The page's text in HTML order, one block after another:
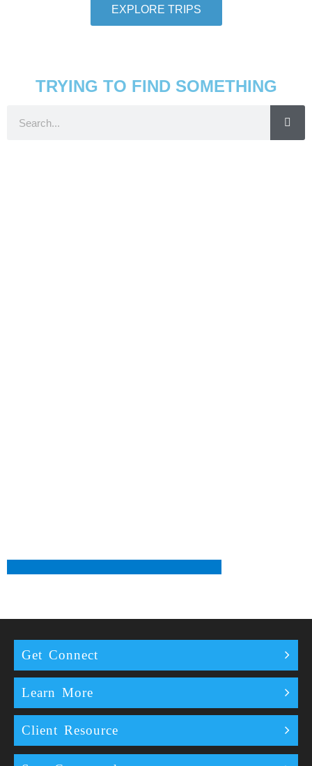
EXPLORE TRIPS
TRYING TO FIND SOMETHING
Get Connect
Learn More
Client Resource